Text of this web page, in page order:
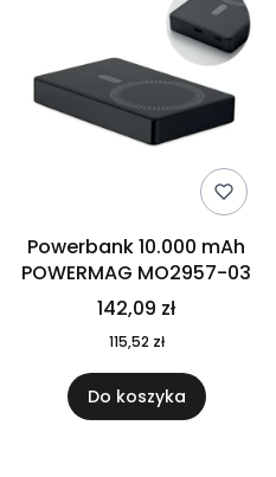
Powerbank 10.000 mAh
POWERMAG MO2957-03
142,09 zł
115,52 zł
Do koszyka